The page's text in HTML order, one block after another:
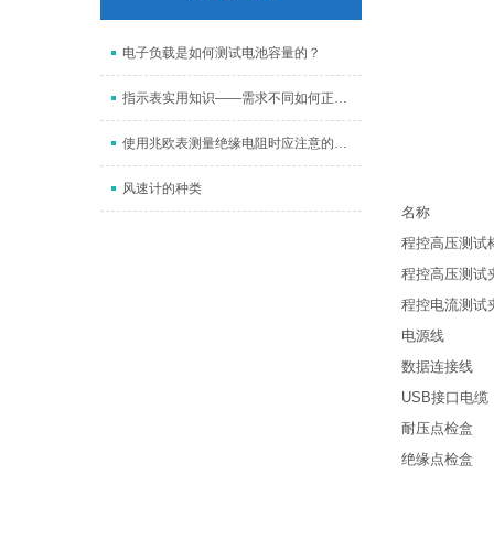
电子负载是如何测试电池容量的？
指示表实用知识——需求不同如何正确安装？这些注意事项要谨记
使用兆欧表测量绝缘电阻时应注意的问题
风速计的种类
名称
程控高压测试
程控高压测试
程控电流测试
电源线
数据连接线
USB接口电缆
耐压点检盒
绝缘点检盒